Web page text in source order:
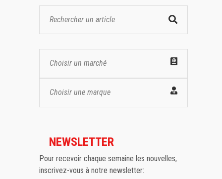
Choisir un marché
Choisir une marque
NEWSLETTER
Pour recevoir chaque semaine les nouvelles,
inscrivez-vous à notre newsletter: